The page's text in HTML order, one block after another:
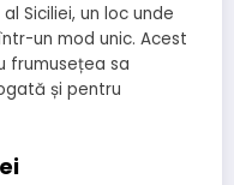
Siciliei, un loc unde
un mod unic. Acest
frumusețea sa
și pentru